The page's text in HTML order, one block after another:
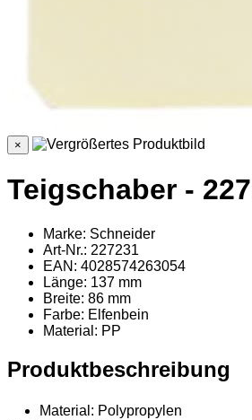
×
Teigschaber -
Marke: Schneider
Art-Nr.: 227231
EAN: 4028574263054
Länge: 137 mm
Breite: 86 mm
Farbe: Elfenbein
Material : PP
Produktbeschreibung
Material: Polypropylen